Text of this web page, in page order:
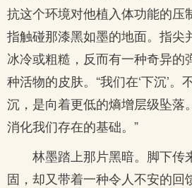
抗这个环境对他植入体功能的压
指触碰那漆黑如墨的地面。指尖
冰冷或粗糙，反而有一种奇异的
种活物的皮肤。“我们在‘下沉’
沉，是向着更低的熵增层级坠落
消化我们存在的基础。”
林墨踏上那片黑暗。脚下传
固，却又带着一种令人不安的回